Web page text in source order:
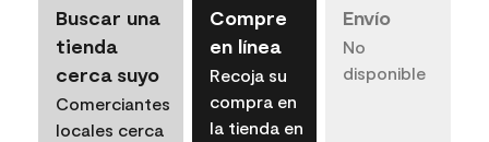
Buscar una
tienda
cerca suyo
Comerciantes
locales cerca
Compre
en línea
Recoja su
compra en
la tienda en
Envío
No
disponible